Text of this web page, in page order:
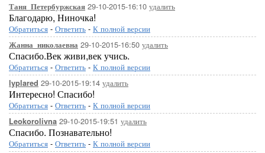
Таня_Петербуржская 29-10-2015-16:10 удалить
Благодарю, Ниночка!
Обратиться - Ответить - К полной версии
Жанна_николаевна 29-10-2015-16:50 удалить
Спасибо.Век живи,век учись.
Обратиться - Ответить - К полной версии
lyplared 29-10-2015-19:14 удалить
Интересно! Спасибо!
Обратиться - Ответить - К полной версии
Leokorolivna 29-10-2015-19:51 удалить
Спасибо. Познавательно!
Обратиться - Ответить - К полной версии